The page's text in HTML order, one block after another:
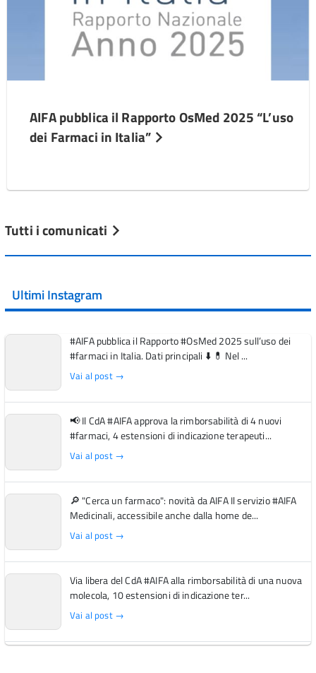
AIFA pubblica il Rapporto OsMed 2025 “L’uso
dei Farmaci in Italia”
Tutti i comunicati
Ultimi Instagram
#AIFA pubblica il Rapporto #OsMed 2025 sull’uso dei
#farmaci in Italia. Dati principali ⬇️ 💊 Nel ...
Vai al post →
📢 Il CdA #AIFA approva la rimborsabilità di 4 nuovi
#farmaci, 4 estensioni di indicazione terapeuti...
Vai al post →
🔎 "Cerca un farmaco": novità da AIFA Il servizio #AIFA
Medicinali, accessibile anche dalla home de...
Vai al post →
Via libera del CdA #AIFA alla rimborsabilità di una nuova
molecola, 10 estensioni di indicazione ter...
Vai al post →